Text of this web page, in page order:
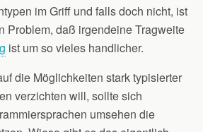
im Griff und falls doch nicht, ist
Problem, daß irgendeine Tragweite
ist um so vieles handlicher.
die Möglichkeiten stark typisierter
verzichten will, sollte sich
umsehen die